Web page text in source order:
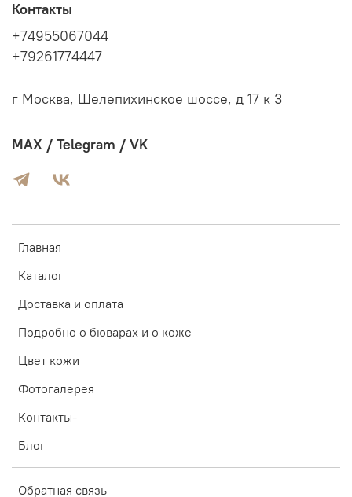
Главная
Каталог
Доставка и оплата
Подробно о бюварах и о коже
Цвет кожи
Фотогалерея
Контакты-
Блог
Обратная связь
Контакты
+74955067044
+79261774447
г Москва, Шелепихинское шоссе, д 17 к 3
MAX / Telegram / VK